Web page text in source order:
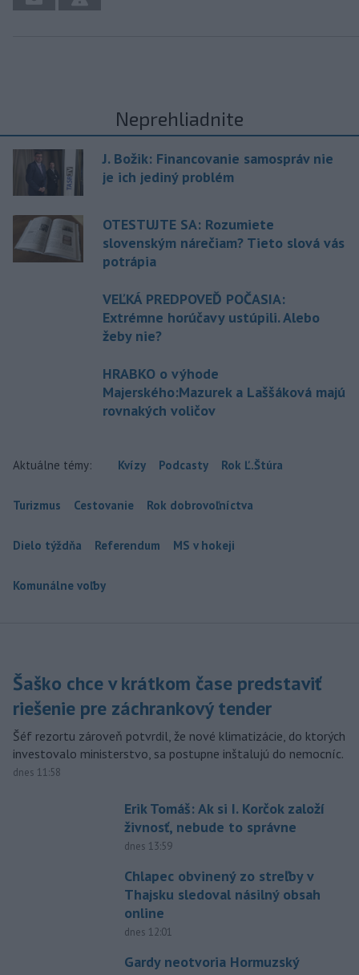
Neprehliadnite
J. Božik: Financovanie samospráv nie
je ich jediný problém
OTESTUJTE SA: Rozumiete
slovenským nárečiam? Tieto slová vás
potrápia
VEĽKÁ PREDPOVEĎ POČASIA:
Extrémne horúčavy ustúpili. Alebo
žeby nie?
HRABKO o výhode
Majerského:Mazurek a Laššáková majú
rovnakých voličov
Aktuálne témy: Kvízy Podcasty Rok Ľ.Štúra
Turizmus Cestovanie Rok dobrovoľníctva
Dielo týždňa Referendum MS v hokeji
Komunálne voľby
Šaško chce v krátkom čase predstaviť
riešenie pre záchrankový tender
Šéf rezortu zároveň potvrdil, že nové klimatizácie, do ktorých
investovalo ministerstvo, sa postupne inštalujú do nemocníc.
dnes 11:58
Erik Tomáš: Ak si I. Korčok založí
živnosť, nebude to správne
dnes 13:59
Chlapec obvinený zo streľby v
Thajsku sledoval násilný obsah
online
dnes 12:01
Gardy neotvoria Hormuzský